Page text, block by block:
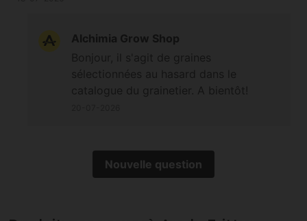
Alchimia Grow Shop
Nouvelle question